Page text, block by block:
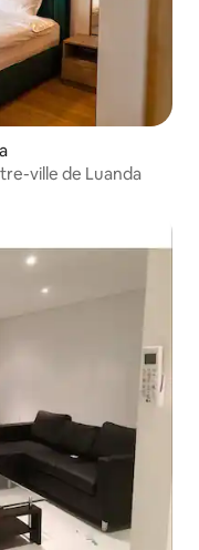
ville de Luanda